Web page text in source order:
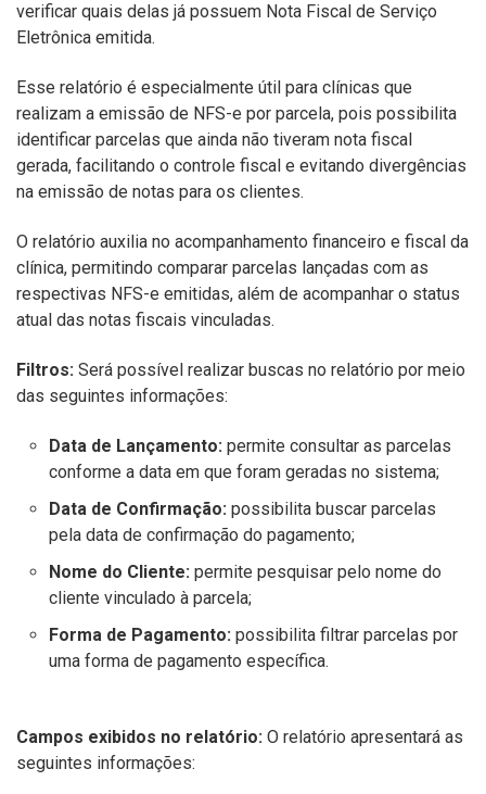
verificar quais delas já possuem Nota Fiscal de Serviço
Eletrônica emitida.
Esse relatório é especialmente útil para clínicas que
realizam a emissão de NFS-e por parcela, pois possibilita
identificar parcelas que ainda não tiveram nota fiscal
gerada, facilitando o controle fiscal e evitando divergências
na emissão de notas para os clientes.
O relatório auxilia no acompanhamento financeiro e fiscal da
clínica, permitindo comparar parcelas lançadas com as
respectivas NFS-e emitidas, além de acompanhar o status
atual das notas fiscais vinculadas.
Filtros: Será possível realizar buscas no relatório por meio
das seguintes informações:
Data de Lançamento: permite consultar as parcelas
conforme a data em que foram geradas no sistema;
Data de Confirmação: possibilita buscar parcelas
pela data de confirmação do pagamento;
Nome do Cliente: permite pesquisar pelo nome do
cliente vinculado à parcela;
Forma de Pagamento: possibilita filtrar parcelas por
uma forma de pagamento específica.
Campos exibidos no relatório: O relatório apresentará as
seguintes informações: